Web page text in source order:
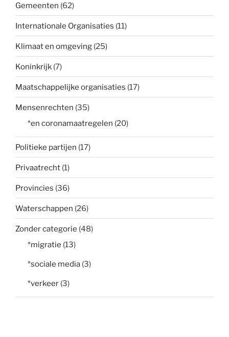
Gemeenten (62)
Internationale Organisaties (11)
Klimaat en omgeving (25)
Koninkrijk (7)
Maatschappelijke organisaties (17)
Mensenrechten (35)
*en coronamaatregelen (20)
Politieke partijen (17)
Privaatrecht (1)
Provincies (36)
Waterschappen (26)
Zonder categorie (48)
*migratie (13)
*sociale media (3)
*verkeer (3)